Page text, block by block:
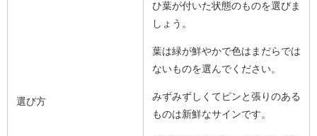
選び方
ひ葉が付いた状態のものを選びま
しょう。
葉は緑が鮮やかで色はまだらでは
ないものを選んでください。
みずみずしくてピンと張りのある
ものは新鮮なサインです。